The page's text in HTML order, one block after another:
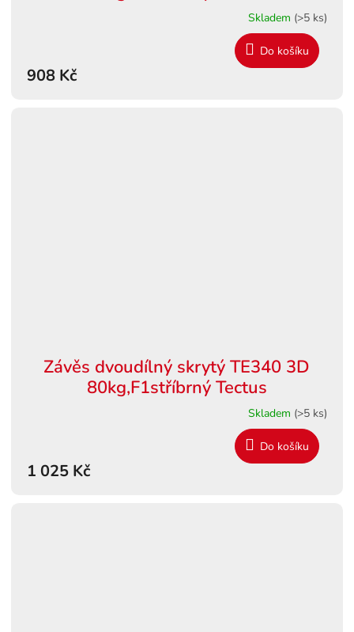
Skladem (>5 ks)
908 Kč
Do košíku
Závěs dvoudílný skrytý TE340 3D
80kg,F1stříbrný Tectus
Skladem (>5 ks)
1 025 Kč
Do košíku